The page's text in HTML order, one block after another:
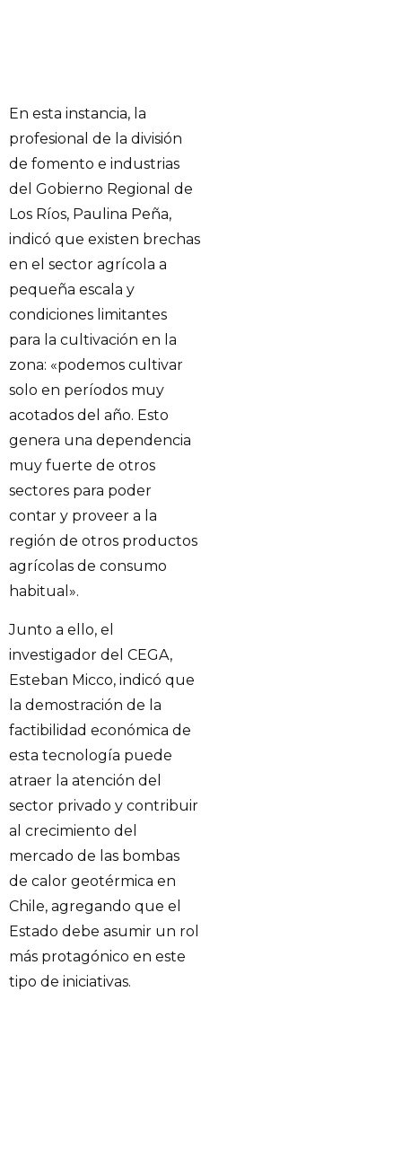
En esta instancia, la
profesional de la división
de fomento e industrias
del Gobierno Regional de
Los Ríos, Paulina Peña,
indicó que existen brechas
en el sector agrícola a
pequeña escala y
condiciones limitantes
para la cultivación en la
zona: «podemos cultivar
solo en períodos muy
acotados del año. Esto
genera una dependencia
muy fuerte de otros
sectores para poder
contar y proveer a la
región de otros productos
agrícolas de consumo
habitual».
Junto a ello, el
investigador del CEGA,
Esteban Micco, indicó que
la demostración de la
factibilidad económica de
esta tecnología puede
atraer la atención del
sector privado y contribuir
al crecimiento del
mercado de las bombas
de calor geotérmica en
Chile, agregando que el
Estado debe asumir un rol
más protagónico en este
tipo de iniciativas.